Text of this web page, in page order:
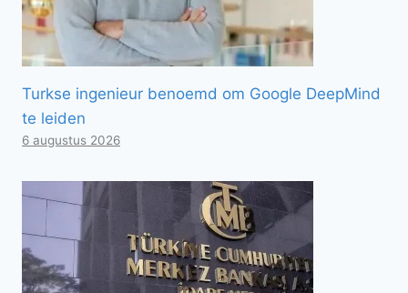
Turkse ingenieur benoemd om Google DeepMind
te leiden
6 augustus 2026